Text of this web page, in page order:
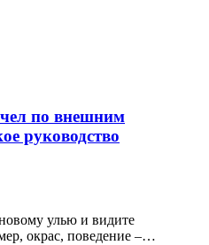
по внешним
руководство
улью и видите
окрас, поведение –…